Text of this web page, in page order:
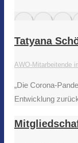
Tatyana
AWO-Mitarbeitende
„Die Corona-
Entwicklung